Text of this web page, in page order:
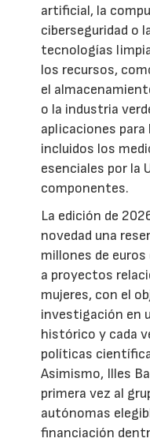
artificial, la
ciberseguridad o
tecnologías
los recursos,
el
o la industria
aplicaciones para
incluidos los
esenciales por la
componentes.
La edición de
novedad una
millones de
a proyectos
mujeres, con el
investigación en
histórico y cada
políticas
Asimismo, Illes
primera vez al
autónomas
financiación